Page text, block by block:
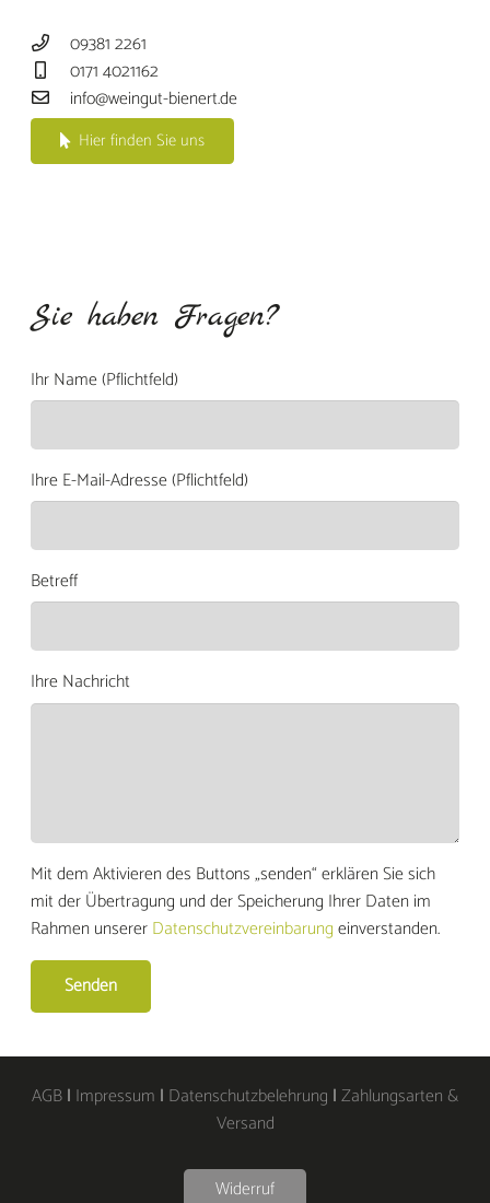
09381 2261
0171 4021162
info@weingut-bienert.de
Hier finden Sie uns
Sie haben Fragen?
Ihr Name (Pflichtfeld)
Ihre E-Mail-Adresse (Pflichtfeld)
Betreff
Ihre Nachricht
Mit dem Aktivieren des Buttons „senden“ erklären Sie sich
mit der Übertragung und der Speicherung Ihrer Daten im
Rahmen unsererDatenschutzvereinbarungeinverstanden.
AGB| Impressum | Datenschutzbelehrung |Zahlungsarten &
Versand
Widerruf